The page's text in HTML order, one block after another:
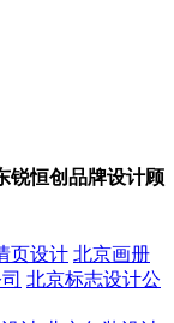
锐恒创品牌设计顾
页设计 北京画册
北京标志设计公